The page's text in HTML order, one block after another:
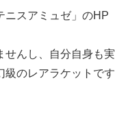
ニスアミュゼ」のHP
せんし、自分自身も実
級のレアラケットです